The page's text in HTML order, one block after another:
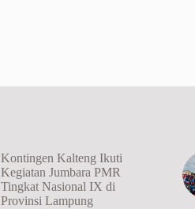
Kontingen Kalteng Ikuti
Kegiatan Jumbara PMR
Tingkat Nasional IX di
Provinsi Lampung